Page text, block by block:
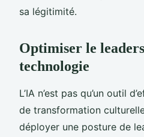
sa légitimité.
Optimiser le
technologie
L’IA n’est pas qu’un outil
de transformation
déployer une posture de